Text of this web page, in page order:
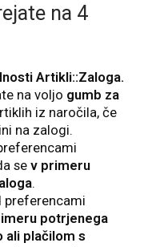
na 4
Artikli::Zaloga.
na voljo gumb za
iz naročila, če
na zalogi.
se v primeru
.
potrjenega
ali plačilom s